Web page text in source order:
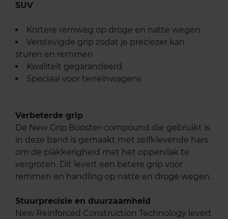
SUV
Kortere remweg op droge en natte wegen
Verstevigde grip zodat je preciezer kan
sturen en remmen
Kwaliteit gegarandeerd
Speciaal voor terreinwagens
Verbeterde grip
De New Grip Booster-compound die gebruikt is
in deze band is gemaakt met zelfklevende hars
om de plakkerigheid met het oppervlak te
vergroten. Dit levert een betere grip voor
remmen en handling op natte en droge wegen.
Stuurprecisie en duurzaamheid
New Reinforced Construction Technology levert